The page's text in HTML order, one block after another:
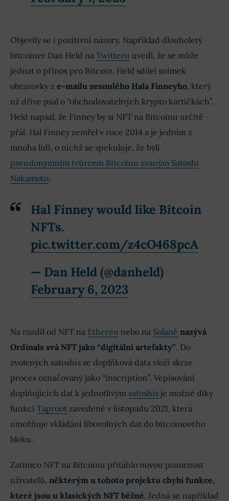
Objevily se i pozitivní názory. Například dlouholetý
bitcoiner Dan Held na Twitteru uvedl, že se může
jednat o přínos pro Bitcoin. Held sdílel snímek
obrazovky z e-mailu zesnulého Hala Finneyho, který
už dříve psal o “obchodovatelných krypto kartičkách”.
Held napsal, že Finney by si NFT na Bitcoinu určitě
přál. Hal Finney zemřel v roce 2014 a je jedním z
mnoha lidí, o nichž se spekuluje, že byli
pseudonymním tvůrcem Bitcoinu zvaným Satoshi
Nakamoto.
Hal Finney would like Bitcoin
NFTs.
pic.twitter.com/z4cO468pcA
— Dan Held (@danheld)
February 6, 2023
Na rozdíl od NFT na Ethereu nebo na Solaně nazývá
Ordinals svá NFT jako “digitální artefakty”. Do
zvolených satoshis se doplňková data vloží skrze
proces označovaný jako “inscription”. Vepisování
doplňujících dat k jednotlivým satoshis je možné díky
funkci Taproot zavedené v listopadu 2021, která
umožňuje vkládání libovolných dat do bitcoinového
bloku.
Zatímco NFT na Bitcoinu přitáhlo novou pozornost
uživatelů, některým u tohoto projektu chybí funkce,
které jsou u klasických NFT běžné. Jedná se například